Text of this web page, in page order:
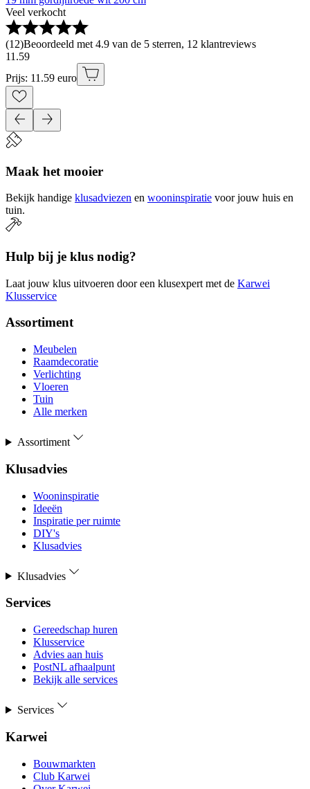
Veel verkocht
(12)Beoordeeld met 4.9 van de 5 sterren, 12 klantreviews
11 .59
Prijs: 11.59 euro
Maak het mooier
Bekijk handige klusadviezen en wooninspiratie voor jouw huis en
tuin.
Hulp bij je klus nodig?
Laat jouw klus uitvoeren door een klusexpert met de Karwei
Klusservice
Assortiment
Meubelen
Raamdecoratie
Verlichting
Vloeren
Tuin
Alle merken
Assortiment
Klusadvies
Wooninspiratie
Ideeën
Inspiratie per ruimte
DIY's
Klusadvies
Klusadvies
Services
Gereedschap huren
Klusservice
Advies aan huis
PostNL afhaalpunt
Bekijk alle services
Services
Karwei
Bouwmarkten
Club Karwei